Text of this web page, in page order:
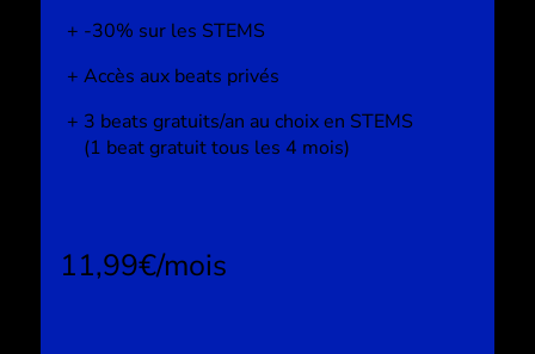
-30% sur les STEMS
Accès aux beats privés
3 beats gratuits/an au choix en STEMS
(1 beat gratuit tous les 4 mois)
11,99€/mois